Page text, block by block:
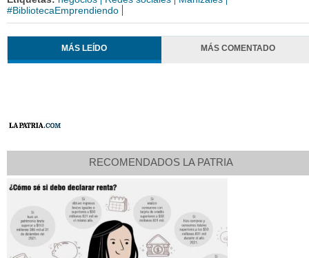
#BibliotecaEmprendiendo
MÁS LEÍDO MÁS COMENTADO
RECOMENDADOS LA PATRIA